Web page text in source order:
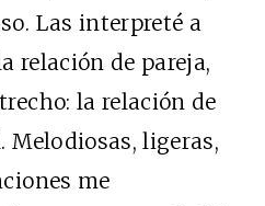
Las interpreté a
relación de pareja,
la relación de
Melodiosas, ligeras,
me